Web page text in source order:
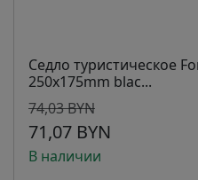
Седло туристическое
250x175mm blac...
74,03 BYN
71,07 BYN
В наличии